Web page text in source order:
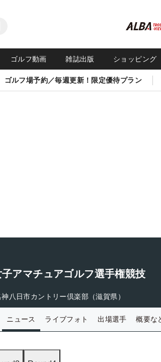
ゴルフ動画 雑誌出版 ショッピング
ゴルフ場予約／毎週更新！限定優待プラン
アマチュアゴルフ選手権競技
神八日市カントリー倶楽部（滋賀県）
ニュース ライブフォト 出場選手 概要な